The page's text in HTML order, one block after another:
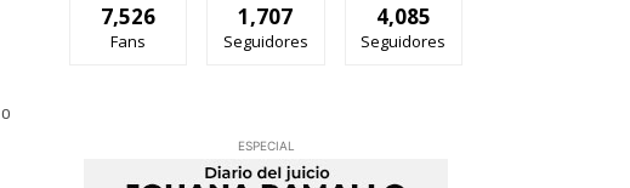
0
7,526
Fans
1,707
Seguidores
4,085
Seguidores
ESPECIAL